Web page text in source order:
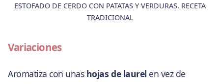
ESTOFADO DE CERDO CON PATATAS Y VERDURAS. RECETA
TRADICIONAL
Variaciones
Aromatiza con unas hojas de laurel en vez de